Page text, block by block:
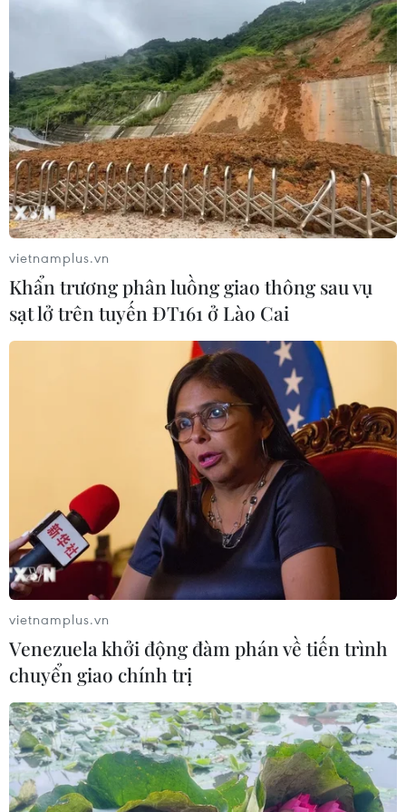
06/07/2021 14:07
Đại sứ Đinh Toàn Thắng khẳng định Việt Nam mong
muốn là cầu nối để Pháp ngữ gia tăng vai trò trong khu
vực và phát triển là điều kiện cơ bản để có hòa bình và
ổn định.
Nhóm Nghị sỹ hữu nghị Pháp-Việt khẳng
định tiếp tục ủng hộ Việt Nam
08/07/2021 03:25
Nhóm Nghị sỹ hữu nghị Pháp-Việt tại Quốc hội Pháp sẽ
tiếp tục hỗ trợ Việt Nam trong nhiều vấn đề mang tính
chiến lược trong thời gian tới.
vietnamplus.vn
Khẩn trương phân luồng giao thông sau vụ
sạt lở trên tuyến ĐT161 ở Lào Cai
vietnamplus.vn
Venezuela khởi động đàm phán về tiến trình
chuyển giao chính trị